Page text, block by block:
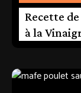
Recette
à la